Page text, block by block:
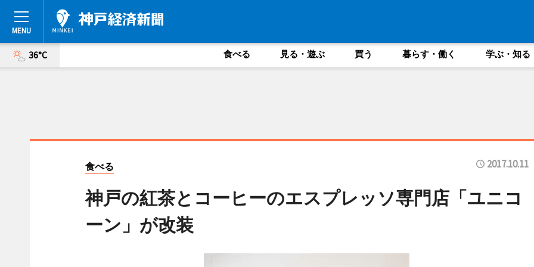
36°C 食べる 見る・遊ぶ 買う 暮らす・働く 学ぶ・知る
食べる 2017.10.11
神戸の紅茶とコーヒーのエスプレッソ専門店「ユニコ
ーン」が改装